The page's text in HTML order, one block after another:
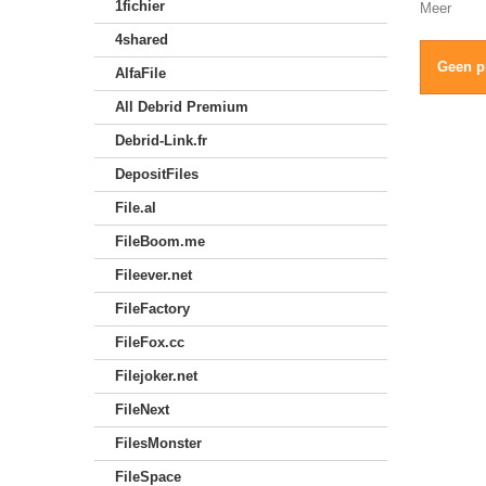
1fichier
4shared
AlfaFile
All Debrid Premium
Debrid-Link.fr
DepositFiles
File.al
FileBoom.me
Fileever.net
FileFactory
FileFox.cc
Filejoker.net
FileNext
FilesMonster
FileSpace
Meer
Geen